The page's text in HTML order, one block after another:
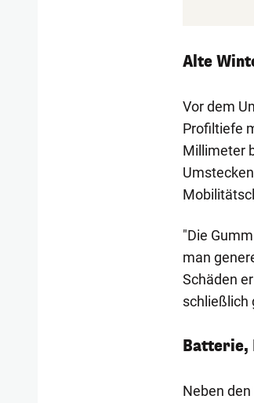
Alte
Vor dem
Profiltiefe
Millimeter
"Die
man
Schäden
schließlich
Batterie,
Neben